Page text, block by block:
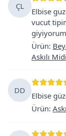
ÇL
Elbise
vucut
Ürün:
Askılı
DD
Elbise
Ürün: